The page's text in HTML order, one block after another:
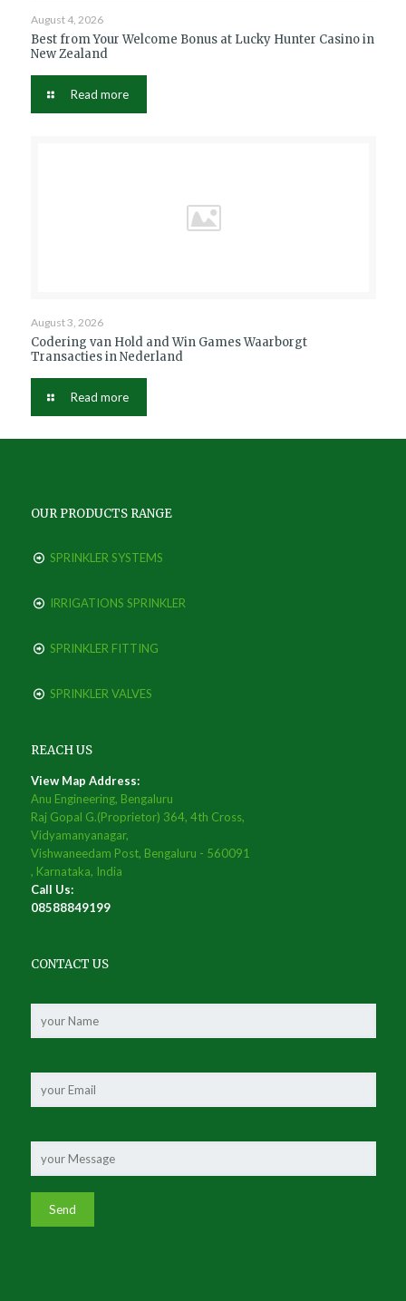
August 4, 2026
Best from Your Welcome Bonus at Lucky Hunter Casino in
New Zealand
Read more
August 3, 2026
Codering van Hold and Win Games Waarborgt
Transacties in Nederland
Read more
OUR PRODUCTS RANGE
SPRINKLER SYSTEMS
IRRIGATIONS SPRINKLER
SPRINKLER FITTING
SPRINKLER VALVES
REACH US
View Map Address:
Anu Engineering, Bengaluru
Raj Gopal G.(Proprietor) 364, 4th Cross,
Vidyamanyanagar,
Vishwaneedam Post, Bengaluru - 560091
, Karnataka, India
Call Us:
08588849199
CONTACT US